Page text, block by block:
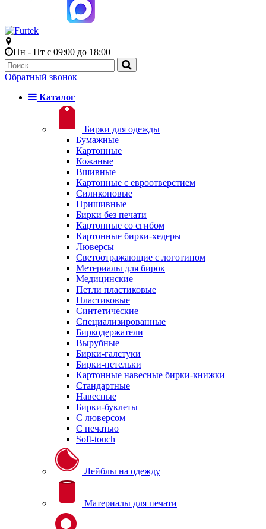
Пн - Пт с 09:00 до 18:00
Обратный звонок
Каталог
Бирки для одежды
Бумажные
Картонные
Кожаные
Вшивные
Картонные с евроотверстием
Силиконовые
Пришивные
Бирки без печати
Картонные со сгибом
Картонные бирки-хедеры
Люверсы
Светоотражающие с логотипом
Метериалы для бирок
Медицинские
Петли пластиковые
Пластиковые
Синтетические
Специализированные
Биркодержатели
Вырубные
Бирки-галстуки
Бирки-петельки
Картонные навесные бирки-книжки
Стандартные
Навесные
Бирки-буклеты
С люверсом
С печатью
Soft-touch
Лейблы на одежду
Материалы для печати